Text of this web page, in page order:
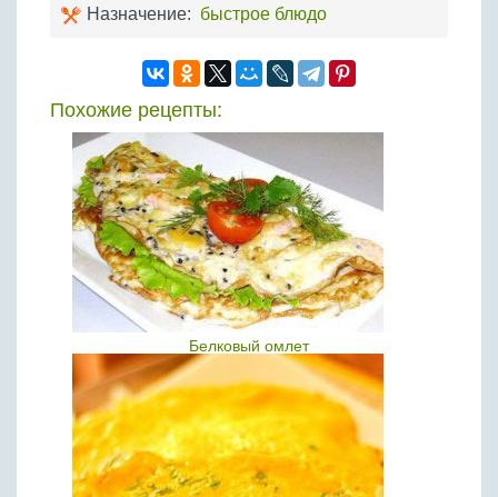
Назначение: быстрое блюдо
Похожие рецепты:
Белковый омлет